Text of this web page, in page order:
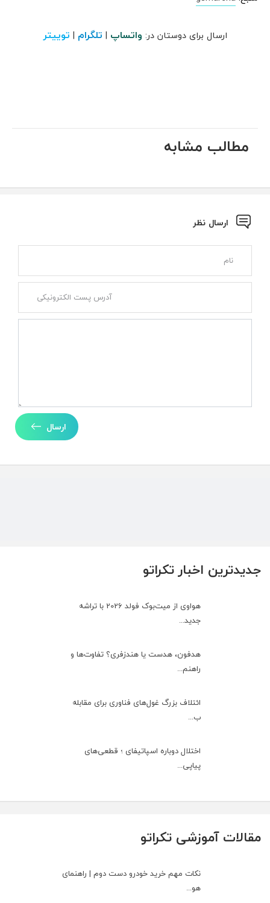
جدیدترین اخبار تکراتو
هواوی از میت‌بوک فولد 2026 با تراشه
جدید...
هدفون، هدست یا هندزفری؟ تفاوت‌ها و
راهنم...
ائتلاف بزرگ غول‌های فناوری برای مقابله
ب...
اختلال دوباره اسپاتیفای ؛ قطعی‌های
پیاپی...
ارسال برای دوستان در: واتساپ | تلگرام | توییتر
مطالب مشابه
ارسال نظر
ارسال
مقالات آموزشی تکراتو
نکات مهم خرید خودرو دست دوم | راهنمای
هو...